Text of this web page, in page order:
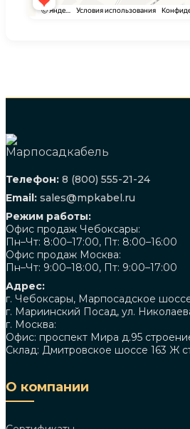
Телефон: 8 (800) 555-21-24
Email: sales@mpkabel.ru
Режим работы:
Офис продаж Чебоксары:
Пн–Чт: 8:00–17:00, Пт: 8:00–16:00
Офис продаж Москва:
Пн–Чт: 9:00–18:00, Пт: 9:00–17:00
Адрес:
г. Чебоксары, Марпосадское
г. Мариинский Посад, ул.
г. Москва:
Офис: проспект Мира д.95 строение
Склад: Дмитровское шоссе 163 Ж
О компании